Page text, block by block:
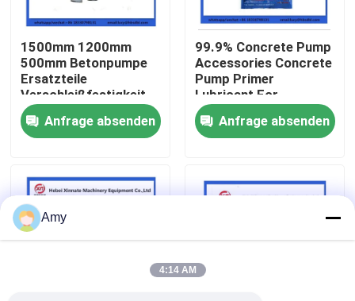
Fabrik Tour
Qualitätskontrolle
Kontakt
Referenzen
Betonpumpe-Teile Putzmeister
1500mm 1200mm
500mm Betonpumpe
Ersatzteile
Verschleißfestigkeit
Anfrage absenden
99.9% Concrete Pump
Accessories Concrete
Pump Primer
Lubricant For
Concrete Pumping
PipeAnfrage absenden
Amy
4:14 AM